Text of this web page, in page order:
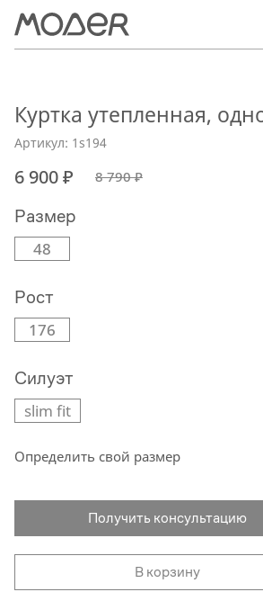
Куртка утепленная,
Артикул: 1s194
6 900 ₽ 8 790 ₽
Размер
48
Рост
176
Силуэт
slim fit
Определить свой размер
Получить консультацию
В корзину